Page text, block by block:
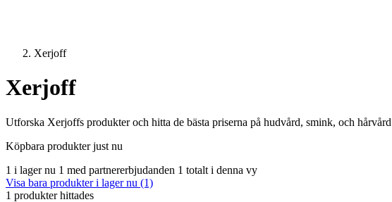
Xerjoff
Xerjoff
Utforska Xerjoffs produkter och hitta de bästa priserna på hudvård, smink, och
Köpbara produkter just nu
1 i lager nu 1 med partnererbjudanden 1 totalt i denna vy
Visa bara produkter i lager nu (1)
1 produkter hittades